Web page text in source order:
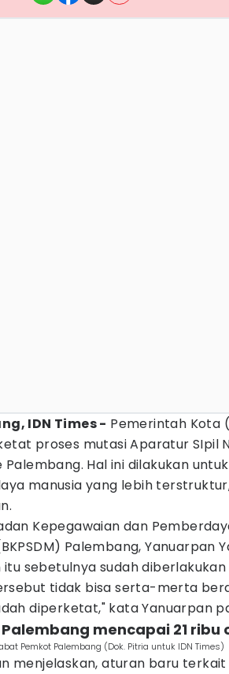
IDN Times - Pemerintah Kota
proses mutasi Aparatur SIpil
Palembang. Hal ini dilakukan
manusia yang lebih
Kepegawaian dan
Palembang, Yanuarpan
itu sebetulnya sudah diberlakukan
tidak bisa serta-merta
diperketat," kata Yanuarpan
Palembang mencapai 21 ribu
Pemkot Palembang (Dok. Pitria untuk IDN Times)
menjelaskan, aturan baru terkait